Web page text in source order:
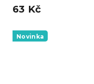
63 Kč
Novinka